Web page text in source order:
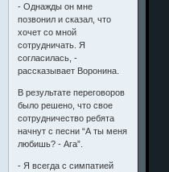
- Однажды он мне
позвонил и сказал, что
хочет со мной
сотрудничать. Я
согласилась, -
рассказывает Воронина.
В результате переговоров
было решено, что свое
сотрудничество ребята
начнут с песни “А ты меня
любишь? - Ага”.
- Я всегда с симпатией